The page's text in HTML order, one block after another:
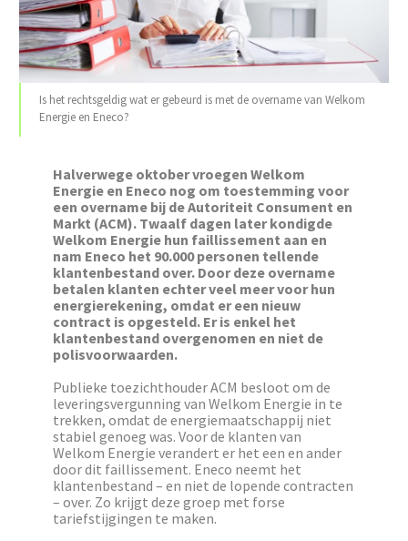
Is het rechtsgeldig wat er gebeurd is met de overname van Welkom
Energie en Eneco?
Halverwege oktober vroegen Welkom
Energie en Eneco nog om toestemming voor
een overname bij de Autoriteit Consument en
Markt (ACM). Twaalf dagen later kondigde
Welkom Energie hun faillissement aan en
nam Eneco het 90.000 personen tellende
klantenbestand over. Door deze overname
betalen klanten echter veel meer voor hun
energierekening, omdat er een nieuw
contract is opgesteld. Er is enkel het
klantenbestand overgenomen en niet de
polisvoorwaarden.
Publieke toezichthouder ACM besloot om de
leveringsvergunning van Welkom Energie in te
trekken, omdat de energiemaatschappij niet
stabiel genoeg was. Voor de klanten van
Welkom Energie verandert er het een en ander
door dit faillissement. Eneco neemt het
klantenbestand – en niet de lopende contracten
– over. Zo krijgt deze groep met forse
tariefstijgingen te maken.